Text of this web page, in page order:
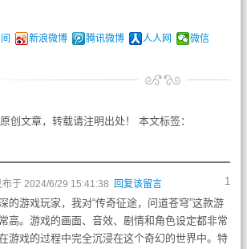
新浪微博 腾讯微博 人人网 微信
创文章，转载请注明出处！ 本文标签：
1
布于 2024/6/29 15:41:38 回复该留言
的游戏玩家，我对“传奇征途，问道苍穹”这款游
高。游戏的画面、音效、剧情和角色设定都非常
游戏的过程中完全沉浸在这个奇幻的世界中。特